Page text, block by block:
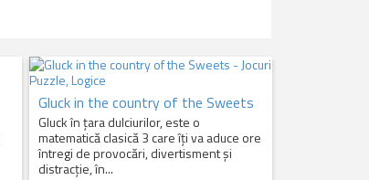
Gluck in the country of the Sweets
Gluck în țara dulciurilor, este o
matematică clasică 3 care îți va aduce ore
întregi de provocări, divertisment și
distracție, în...